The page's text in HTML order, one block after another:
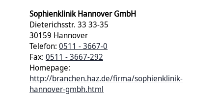
Sophienklinik Hannover GmbH
Dieterichsstr. 33 33-35
30159 Hannover
Telefon: 0511 - 3667-0
Fax: 0511 - 3667-292
Homepage:
http://branchen.haz.de/firma/sophienklinik-
hannover-gmbh.html